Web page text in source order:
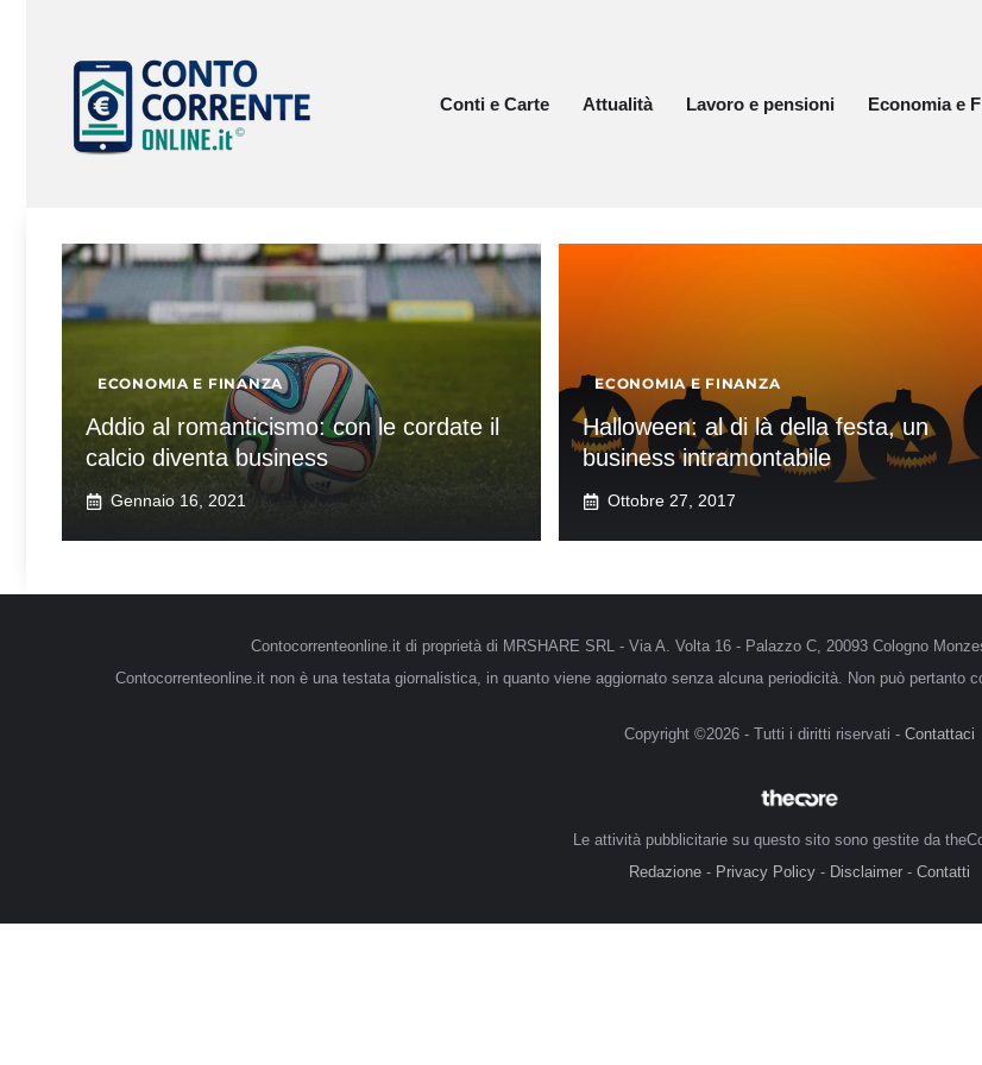
contenuto
Conti e Carte
Attualità Lavoro e pensioni Economia e
ECONOMIA E FINANZA
Addio al romanticismo: con le cordate il
calcio diventa business
Gennaio 16, 2021
ECONOMIA E FINANZA
Halloween: al di là della festa, un
business intramontabile
Ottobre 27, 2017
Contocorrenteonline.it di proprietà di MRSHARE SRL - Via A. Volta 16 - Palazzo C, 20093 Cologno
Contocorrenteonline.it non è una testata giornalistica, in quanto viene aggiornato senza alcuna periodicità. Non può pertanto
Copyright ©2026 - Tutti i diritti riservati - Contattaci
Le attività pubblicitarie su questo sito sono gestite da
Redazione- Privacy Policy- Disclaimer- Contatti